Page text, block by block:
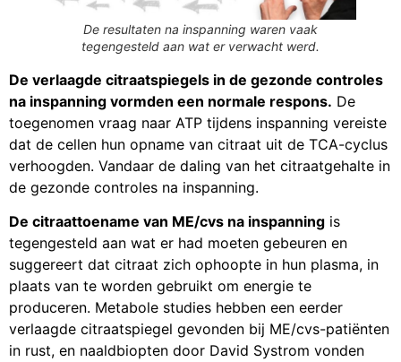
De resultaten na inspanning waren vaak
tegengesteld aan wat er verwacht werd.
De verlaagde citraatspiegels in de gezonde controles
na inspanning vormden een normale respons. De
toegenomen vraag naar ATP tijdens inspanning vereiste
dat de cellen hun opname van citraat uit de TCA-cyclus
verhoogden. Vandaar de daling van het citraatgehalte in
de gezonde controles na inspanning.
De citraattoename van ME/cvs na inspanning is
tegengesteld aan wat er had moeten gebeuren en
suggereert dat citraat zich ophoopte in hun plasma, in
plaats van te worden gebruikt om energie te
produceren. Metabole studies hebben een eerder
verlaagde citraatspiegel gevonden bij ME/cvs-patiënten
in rust, en naaldbiopten door David Systrom vonden